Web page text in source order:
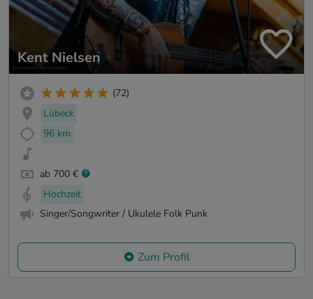
Kent Nielsen
(72)
Lübeck
96 km
ab 700 €
Hochzeit
Singer/Songwriter / Ukulele Folk Punk
Zum Profil